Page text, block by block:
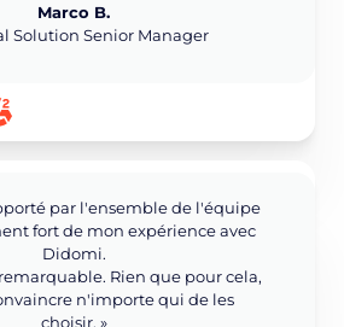
Marco B.
Solution Senior Manager
par l'ensemble de l'équipe
fort de mon expérience avec
Didomi.
Rien que pour cela,
n'importe qui de les
choisir. »